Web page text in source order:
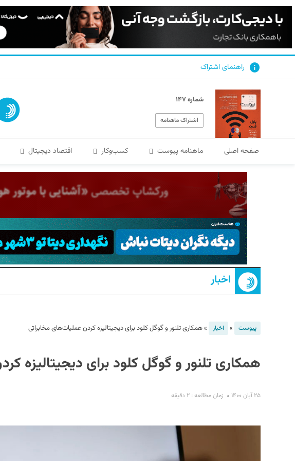
راهنمای اشتراک
شماره ۱۴۷
اشتراک ماهنامه
صفحه اصلی ماهنامه پیوست کسب‌و‌کار اقتصاد دیجیتال
اخبار
پیوست » اخبار »همکاری تلنور و گوگل کلود برای دیجیتالیزه کردن عملیات‌های مخابراتی
همکاری تلنور و گوگل کلود برای دیجیتالیزه
۲۵ آبان ۱۴۰۰ زمان مطالعه : ۲ دقیقه